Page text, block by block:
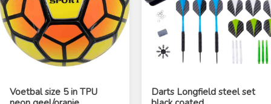
Voetbal size 5 in TPU
Darts Longfield steel set